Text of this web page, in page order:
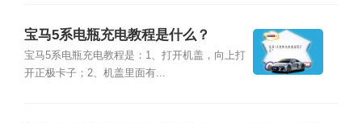
宝马5系电瓶充电教程是什么？
宝马5系电瓶充电教程是：1、打开机盖，向上打
开正极卡子；2、机盖里面有...